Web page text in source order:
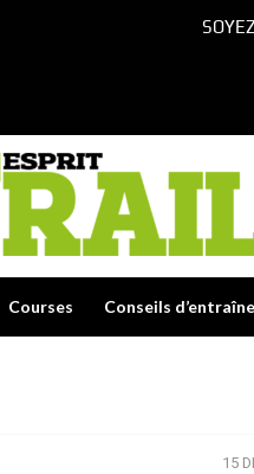
Courses Conseils
15